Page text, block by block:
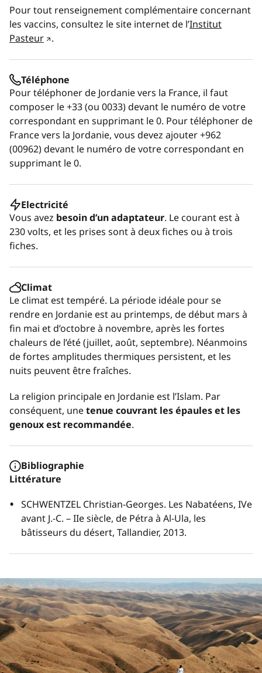
Pour tout renseignement complémentaire concernant
les vaccins, consultez le site internet de l’Institut
Pasteur
.
Téléphone
Pour téléphoner de Jordanie vers la France, il faut
composer le +33 (ou 0033) devant le numéro de votre
correspondant en supprimant le 0. Pour téléphoner de
France vers la Jordanie, vous devez ajouter +962
(00962) devant le numéro de votre correspondant en
supprimant le 0.
Electricité
Vous avez besoin d’un adaptateur. Le courant est à
230 volts, et les prises sont à deux fiches ou à trois
fiches.
Climat
Le climat est tempéré. La période idéale pour se
rendre en Jordanie est au printemps, de début mars à
fin mai et d’octobre à novembre, après les fortes
chaleurs de l’été (juillet, août, septembre). Néanmoins
de fortes amplitudes thermiques persistent, et les
nuits peuvent être fraîches.
La religion principale en Jordanie est l’Islam. Par
conséquent, unetenue couvrant les épaules et les
genoux est recommandée.
Bibliographie
Littérature
SCHWENTZEL Christian-Georges. Les Nabatéens, IVe
avant J.-C. – IIe siècle, de Pétra à Al-Ula, les
bâtisseurs du désert, Tallandier, 2013.